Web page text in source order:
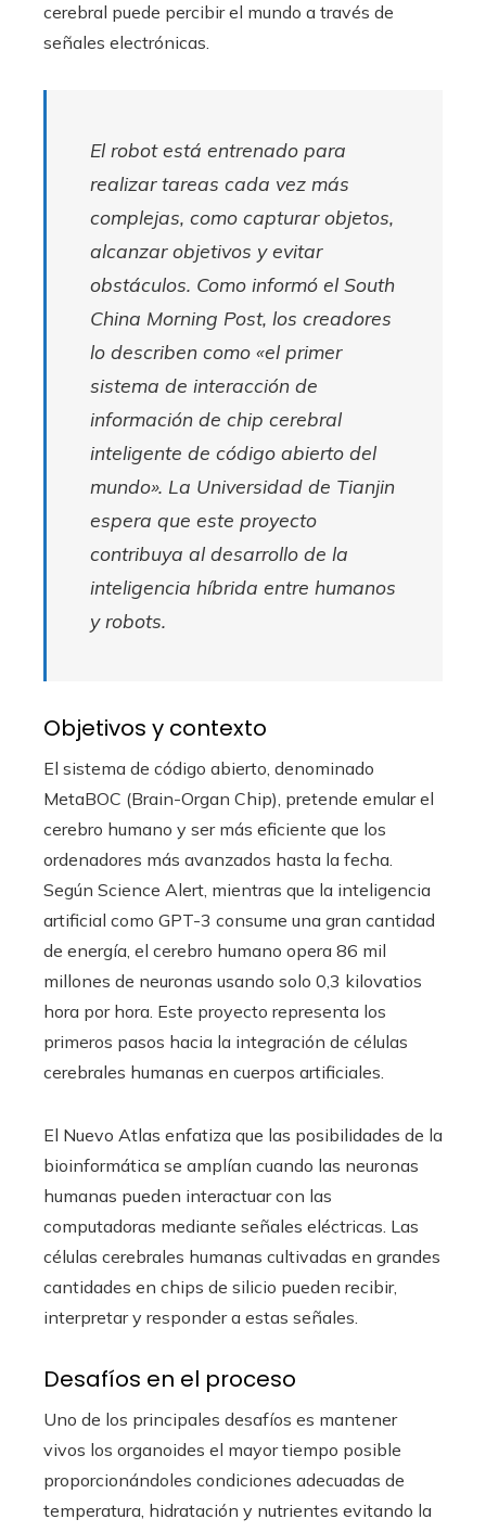
cerebral puede percibir el mundo a través de
señales electrónicas.
El robot está entrenado para
realizar tareas cada vez más
complejas, como capturar objetos,
alcanzar objetivos y evitar
obstáculos. Como informó el South
China Morning Post, los creadores
lo describen como «el primer
sistema de interacción de
información de chip cerebral
inteligente de código abierto del
mundo». La Universidad de Tianjin
espera que este proyecto
contribuya al desarrollo de la
inteligencia híbrida entre humanos
y robots.
Objetivos y contexto
El sistema de código abierto, denominado
MetaBOC (Brain-Organ Chip), pretende emular el
cerebro humano y ser más eficiente que los
ordenadores más avanzados hasta la fecha.
Según Science Alert, mientras que la inteligencia
artificial como GPT-3 consume una gran cantidad
de energía, el cerebro humano opera 86 mil
millones de neuronas usando solo 0,3 kilovatios
hora por hora. Este proyecto representa los
primeros pasos hacia la integración de células
cerebrales humanas en cuerpos artificiales.
El Nuevo Atlas enfatiza que las posibilidades de la
bioinformática se amplían cuando las neuronas
humanas pueden interactuar con las
computadoras mediante señales eléctricas. Las
células cerebrales humanas cultivadas en grandes
cantidades en chips de silicio pueden recibir,
interpretar y responder a estas señales.
Desafíos en el proceso
Uno de los principales desafíos es mantener
vivos los organoides el mayor tiempo posible
proporcionándoles condiciones adecuadas de
temperatura, hidratación y nutrientes evitando la